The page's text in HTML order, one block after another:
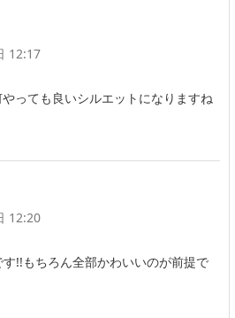
12:17
っても良いシルエットになりますね
12:20
!!もちろん全部かわいいのが前提で